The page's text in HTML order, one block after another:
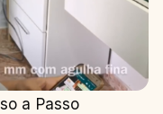
a Passo